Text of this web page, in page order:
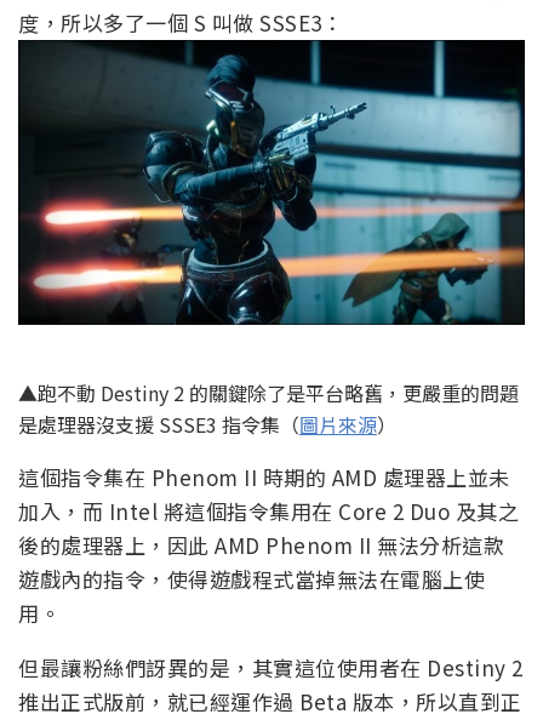
度，所以多了一個 S 叫做 SSSE3：
▲跑不動 Destiny 2 的關鍵除了是平台略舊，更嚴重的問題
是處理器沒支援 SSSE3 指令集（圖片來源）
這個指令集在 Phenom II 時期的 AMD 處理器上並未
加入，而 Intel 將這個指令集用在 Core 2 Duo 及其之
後的處理器上，因此 AMD Phenom II 無法分析這款
遊戲內的指令，使得遊戲程式當掉無法在電腦上使
用。
但最讓粉絲們訝異的是，其實這位使用者在 Destiny 2
推出正式版前，就已經運作過 Beta 版本，所以直到正